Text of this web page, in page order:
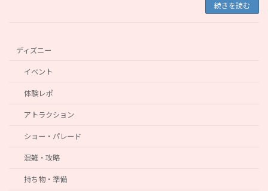
続きを読む
ディズニー
イベント
体験レポ
アトラクション
ショー・パレード
混雑・攻略
持ち物・準備